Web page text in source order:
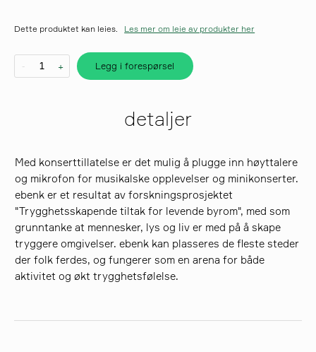
Dette produktet kan leies. Les mer om leie av produkter her
- + Legg i forespørsel
detaljer
Med konserttillatelse er det mulig å plugge inn høyttalere
og mikrofon for musikalske opplevelser og minikonserter.
ebenk er et resultat av forskningsprosjektet
"Trygghetsskapende tiltak for levende byrom", med som
grunntanke at mennesker, lys og liv er med på å skape
tryggere omgivelser. ebenk kan plasseres de fleste steder
der folk ferdes, og fungerer som en arena for både
aktivitet og økt trygghetsfølelse.